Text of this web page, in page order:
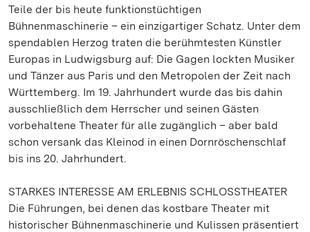
Teile der bis heute funktionstüchtigen
Bühnenmaschinerie – ein einzigartiger Schatz. Unter dem
spendablen Herzog traten die berühmtesten Künstler
Europas in Ludwigsburg auf: Die Gagen lockten Musiker
und Tänzer aus Paris und den Metropolen der Zeit nach
Württemberg. Im 19. Jahrhundert wurde das bis dahin
ausschließlich dem Herrscher und seinen Gästen
vorbehaltene Theater für alle zugänglich – aber bald
schon versank das Kleinod in einen Dornröschenschlaf
bis ins 20. Jahrhundert.
STARKES INTERESSE AM ERLEBNIS SCHLOSSTHEATER
Die Führungen, bei denen das kostbare Theater mit
historischer Bühnenmaschinerie und Kulissen präsentiert